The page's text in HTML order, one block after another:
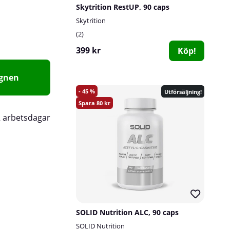
arbetsdagar
Skytrition RestUP, 90 caps
Skytrition
2
399 kr Köp!
45
80
Utförsäljning!
SOLID Nutrition ALC, 90 caps
SOLID Nutrition